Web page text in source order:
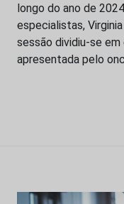
longo do ano de
especialistas,
sessão dividiu-se
apresentada pelo